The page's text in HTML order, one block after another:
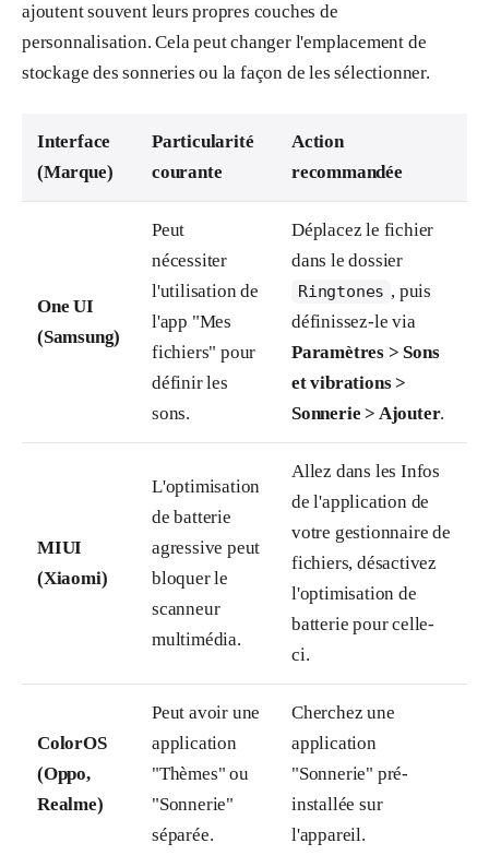
ajoutent souvent leurs propres couches de
personnalisation. Cela peut changer l'emplacement de
stockage des sonneries ou la façon de les sélectionner.
Interface
(Marque)
Particularité
courante
Action
recommandée
One UI
(Samsung)
Peut
nécessiter
l'utilisation de
l'app "Mes
fichiers" pour
définir les
sons.
Déplacez le fichier
dans le dossier
Ringtones , puis
définissez-le via
Paramètres > Sons
et vibrations >
Sonnerie > Ajouter.
MIUI
(Xiaomi)
L'optimisation
de batterie
agressive peut
bloquer le
scanneur
multimédia.
Allez dans les Infos
de l'application de
votre gestionnaire de
fichiers, désactivez
l'optimisation de
batterie pour celle-
ci.
ColorOS
(Oppo,
Realme)
Peut avoir une
application
"Thèmes" ou
"Sonnerie"
séparée.
Cherchez une
application
"Sonnerie" pré-
installée sur
l'appareil.